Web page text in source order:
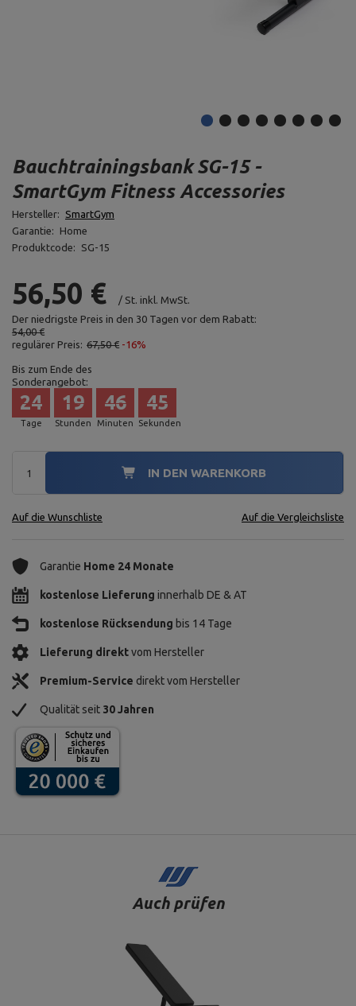
Bauchtrainingsbank SG-15 -
SmartGym Fitness Accessories
Hersteller:
SmartGym
Garantie:
Home
Produktcode:
SG-15
56,50 € / St. inkl. MwSt.
Der niedrigste Preis in den 30 Tagen vor dem Rabatt:
54,00 €
regulärer Preis: 67,50 € -16%
Bis zum Ende des
Sonderangebot:
Tage
24
Stunden
19
Minuten
46
Sekunden
43
IN DEN WARENKORB
Auf die Wunschliste Auf die Vergleichsliste
Garantie Home 24 Monate
kostenlose Lieferung innerhalb DE & AT
kostenlose Rücksendung bis 14 Tage
Lieferung direktvom Hersteller
Premium-Service direkt vom Hersteller
Qualität seit 30 Jahren
Auch prüfen